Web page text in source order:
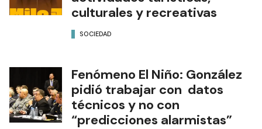
culturales y recreativas
SOCIEDAD
Fenómeno El Niño: González
pidió trabajar con datos
técnicos y no con
“predicciones alarmistas”